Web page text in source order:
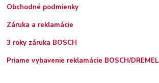
Obchodné podmienky
Záruka a reklamácie
3 roky záruka BOSCH
Priame vybavenie reklamácie BOSCH/DREMEL